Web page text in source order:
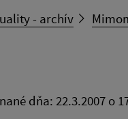
- archív
dňa: 22.3.2007 o